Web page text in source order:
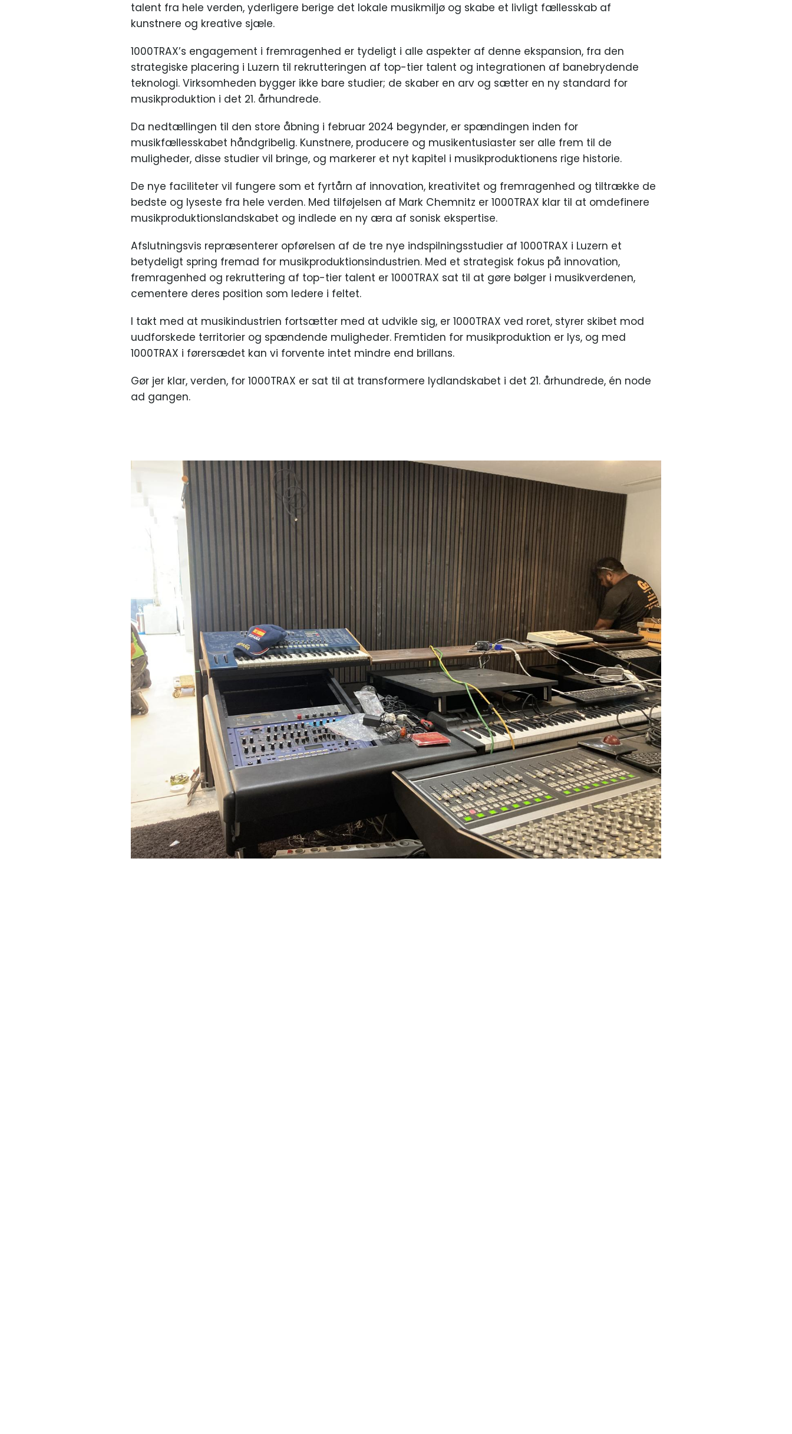
talent fra hele verden, yderligere berige det lokale musikmiljø og skabe et livligt fællesskab af
kunstnere og kreative sjæle.
1000TRAX’s engagement i fremragenhed er tydeligt i alle aspekter af denne ekspansion, fra den
strategiske placering i Luzern til rekrutteringen af top-tier talent og integrationen af banebrydende
teknologi. Virksomheden bygger ikke bare studier; de skaber en arv og sætter en ny standard for
musikproduktion i det 21. århundrede.
Da nedtællingen til den store åbning i februar 2024 begynder, er spændingen inden for
musikfællesskabet håndgribelig. Kunstnere, producere og musikentusiaster ser alle frem til de
muligheder, disse studier vil bringe, og markerer et nyt kapitel i musikproduktionens rige historie.
De nye faciliteter vil fungere som et fyrtårn af innovation, kreativitet og fremragenhed og tiltrække de
bedste og lyseste fra hele verden. Med tilføjelsen af Mark Chemnitz er 1000TRAX klar til at omdefinere
musikproduktionslandskabet og indlede en ny æra af sonisk ekspertise.
Afslutningsvis repræsenterer opførelsen af de tre nye indspilningsstudier af 1000TRAX i Luzern et
betydeligt spring fremad for musikproduktionsindustrien. Med et strategisk fokus på innovation,
fremragenhed og rekruttering af top-tier talent er 1000TRAX sat til at gøre bølger i musikverdenen,
cementere deres position som ledere i feltet.
I takt med at musikindustrien fortsætter med at udvikle sig, er 1000TRAX ved roret, styrer skibet mod
uudforskede territorier og spændende muligheder. Fremtiden for musikproduktion er lys, og med
1000TRAX i førersædet kan vi forvente intet mindre end brillans.
Gør jer klar, verden, for 1000TRAX er sat til at transformere lydlandskabet i det 21. århundrede, én node
ad gangen.